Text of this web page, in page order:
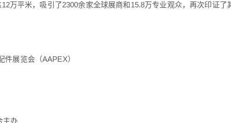
万平米，吸引了2300余家全球展商和15.8万专业观众，再次印证了
展览会（AAPEX）
主办